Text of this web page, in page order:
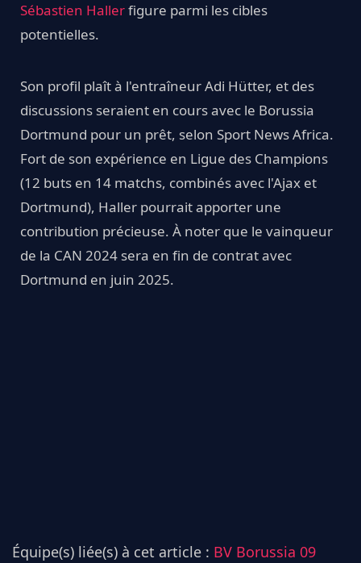
Sébastien Hallerfigure parmi les cibles
potentielles.
Son profil plaît à l'entraîneur Adi Hütter, et des
discussions seraient en cours avec le Borussia
Dortmund pour un prêt, selon Sport News Africa.
Fort de son expérience en Ligue des Champions
(12 buts en 14 matchs, combinés avec l'Ajax et
Dortmund), Haller pourrait apporter une
contribution précieuse. À noter que le vainqueur
de la CAN 2024 sera en fin de contrat avec
Dortmund en juin 2025.
Équipe(s) liée(s) à cet article : BV Borussia 09